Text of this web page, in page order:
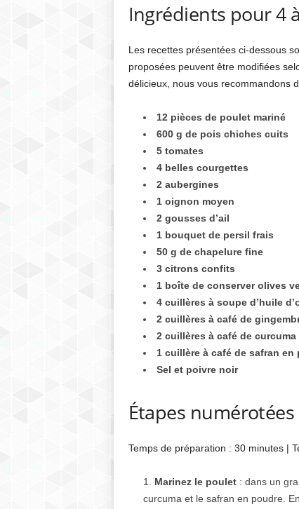
Ingrédients pour 4
Les recettes présentées ci-dessous
proposées peuvent être modifiées
délicieux, nous vous recommandons
12 pièces de poulet mariné
600 g de pois chiches cuits
5 tomates
4 belles courgettes
2 aubergines
1 oignon moyen
2 gousses d’ail
1 bouquet de persil frais
50 g de chapelure fine
3 citrons confits
1 boîte de conserver olives
4 cuillères à soupe d’huile
2 cuillères à café de
2 cuillères à café de
1 cuillère à café de safran en
Sel et poivre noir
Étapes
Temps de préparation : 30 minutes |
Marinez le poulet: dans un
curcuma et le safran en poudre.